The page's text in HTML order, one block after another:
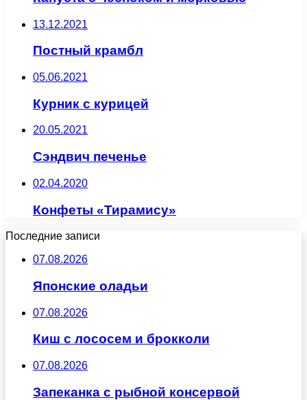
13.12.2021
Постный крамбл
05.06.2021
Курник с курицей
20.05.2021
Сэндвич печенье
02.04.2020
Конфеты «Тирамису»
Последние записи
07.08.2026
Японские оладьи
07.08.2026
Киш с лососем и брокколи
07.08.2026
Запеканка с рыбной консервой